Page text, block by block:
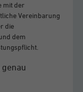
mit der
Vereinbarung
die
dem